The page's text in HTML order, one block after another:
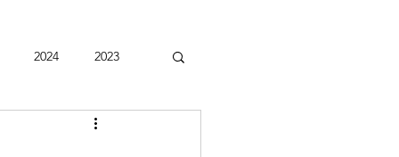
2024 2023
Fevereiro 2026